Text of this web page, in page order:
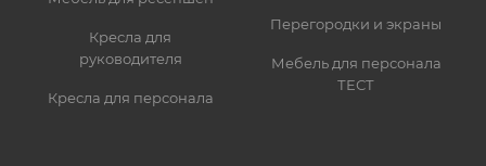
Кресла для
руководителя
Кресла для персонала
Перегородки и экраны
Мебель для персонала
ТЕСТ